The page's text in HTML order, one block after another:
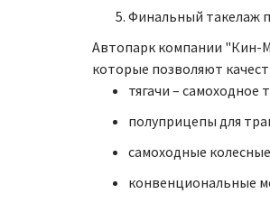
Финальный такелаж
Автопарк компании "Кин-
которые позволяют
тягачи – самоходное
полуприцепы для
самоходные
конвенциональные